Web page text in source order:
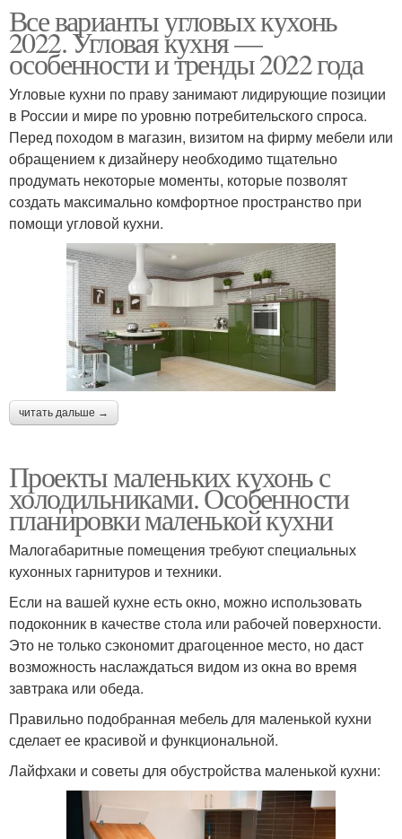
Все варианты угловых кухонь
2022. Угловая кухня —
особенности и тренды 2022 года
Угловые кухни по праву занимают лидирующие позиции
в России и мире по уровню потребительского спроса.
Перед походом в магазин, визитом на фирму мебели или
обращением к дизайнеру необходимо тщательно
продумать некоторые моменты, которые позволят
создать максимально комфортное пространство при
помощи угловой кухни.
читать дальше →
Проекты маленьких кухонь с
холодильниками. Особенности
планировки маленькой кухни
Малогабаритные помещения требуют специальных
кухонных гарнитуров и техники.
Если на вашей кухне есть окно, можно использовать
подоконник в качестве стола или рабочей поверхности.
Это не только сэкономит драгоценное место, но даст
возможность наслаждаться видом из окна во время
завтрака или обеда.
Правильно подобранная мебель для маленькой кухни
сделает ее красивой и функциональной.
Лайфхаки и советы для обустройства маленькой кухни: